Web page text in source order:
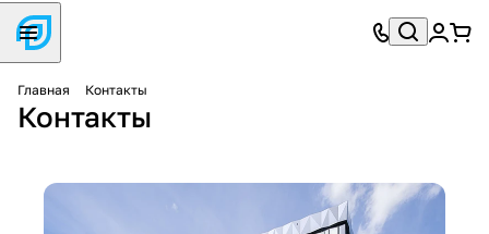
Главная Контакты
Контакты